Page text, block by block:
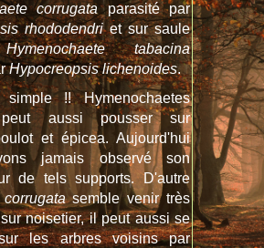
corrugataparasité par
rhododendriet sur saule
Hymenochaete tabacina
Hypocreopsis lichenoides.
!! Hymenochaetes
aussi pousser sur
et épicea. Aujourd'hui
jamais observé son
de tels supports. D'autre
semble venir très
noisetier, il peut aussi se
les arbres voisins par